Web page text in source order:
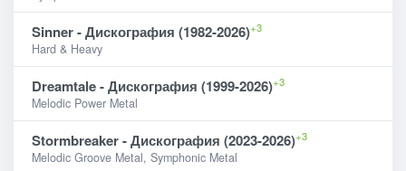
Sinner - Дискография (1982-2026)+3
Hard & Heavy
Dreamtale - Дискография (1999-2026)+3
Melodic Power Metal
Stormbreaker - Дискография (2023-2026)+3
Melodic Groove Metal, Symphonic Metal